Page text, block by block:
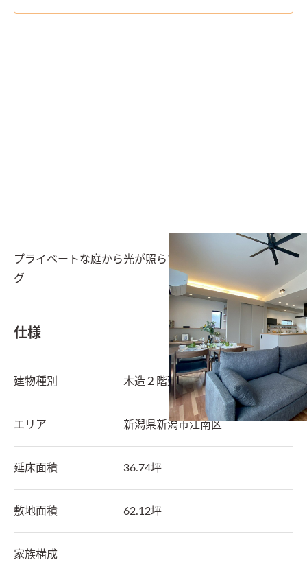
プライベートな庭から光が照らす、明るいモダンリビン
グ
仕様
建物種別 木造２階建て
エリア 新潟県新潟市江南区
延床面積 36.74坪
敷地面積 62.12坪
家族構成